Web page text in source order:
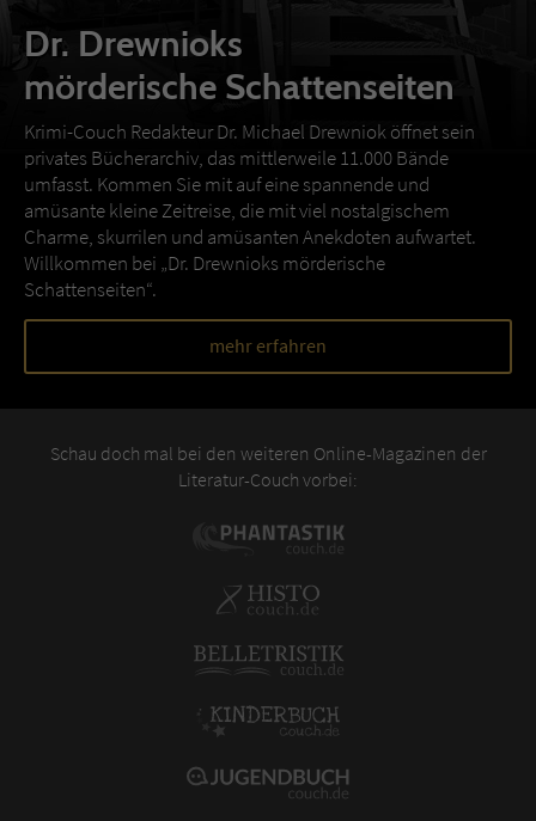
Dr. Drewnioks
mörderische Schattenseiten
Krimi-Couch Redakteur Dr. Michael Drewniok öffnet sein
privates Bücherarchiv, das mittlerweile 11.000 Bände
umfasst. Kommen Sie mit auf eine spannende und
amüsante kleine Zeitreise, die mit viel nostalgischem
Charme, skurrilen und amüsanten Anekdoten aufwartet.
Willkommen bei „Dr. Drewnioks mörderische
Schattenseiten“.
mehr erfahren
Schau doch mal bei den weiteren Online-Magazinen der
Literatur-Couch vorbei: